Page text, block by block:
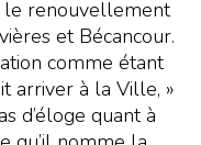
le renouvellement
et Bécancour.
comme étant
arriver à la Ville, »
d’éloge quant à